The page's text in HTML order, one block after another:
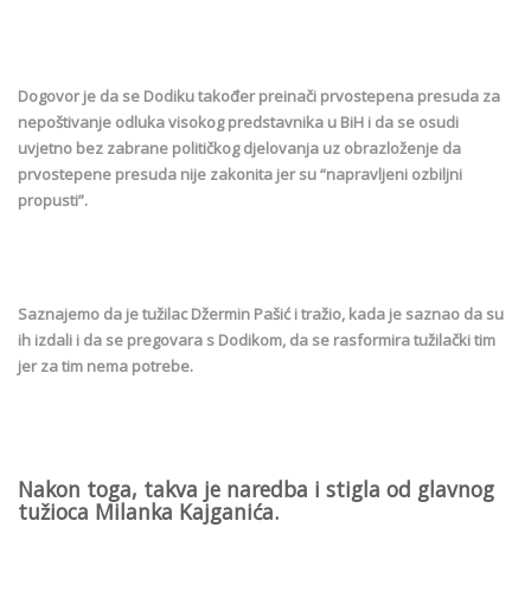
Dogovor je da se Dodiku također preinači prvostepena presuda za
nepoštivanje odluka visokog predstavnika u BiH i da se osudi
uvjetno bez zabrane političkog djelovanja uz obrazloženje da
prvostepene presuda nije zakonita jer su “napravljeni ozbiljni
propusti”.
Saznajemo da je tužilac Džermin Pašić i tražio, kada je saznao da su
ih izdali i da se pregovara s Dodikom, da se rasformira tužilački tim
jer za tim nema potrebe.
Nakon toga, takva je naredba i stigla od glavnog
tužioca Milanka Kajganića.